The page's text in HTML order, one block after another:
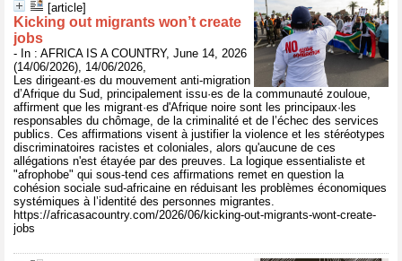
[article]
Kicking out migrants won’t create
jobs
- In : AFRICA IS A COUNTRY, June 14, 2026
(14/06/2026), 14/06/2026,
Les dirigeant·es du mouvement anti-migration
d’Afrique du Sud, principalement issu·es de la communauté zouloue,
affirment que les migrant·es d'Afrique noire sont les principaux·les
responsables du chômage, de la criminalité et de l’échec des services
publics. Ces affirmations visent à justifier la violence et les stéréotypes
discriminatoires racistes et coloniales, alors qu'aucune de ces
allégations n'est étayée par des preuves. La logique essentialiste et
"afrophobe" qui sous-tend ces affirmations remet en question la
cohésion sociale sud-africaine en réduisant les problèmes économiques
systémiques à l’identité des personnes migrantes.
https://africasacountry.com/2026/06/kicking-out-migrants-wont-create-
jobs